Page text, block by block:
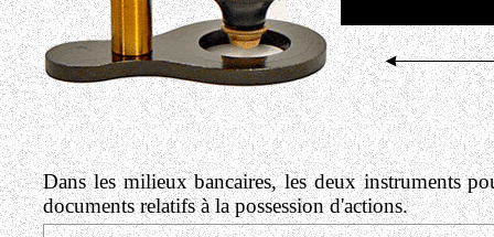
Dans les milieux bancaires,les deux instruments
documents relatifs à la possession d'actions.